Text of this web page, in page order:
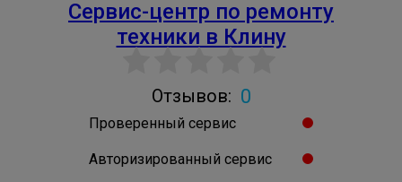
Cервис-центр по ремонту
техники в Клину
Отзывов: 0
Проверенный сервис
Авторизированный сервис